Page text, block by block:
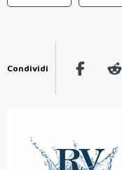
Condividi